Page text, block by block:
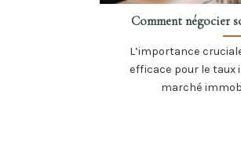
Comment négocier
L’importance
efficace pour le taux
marché